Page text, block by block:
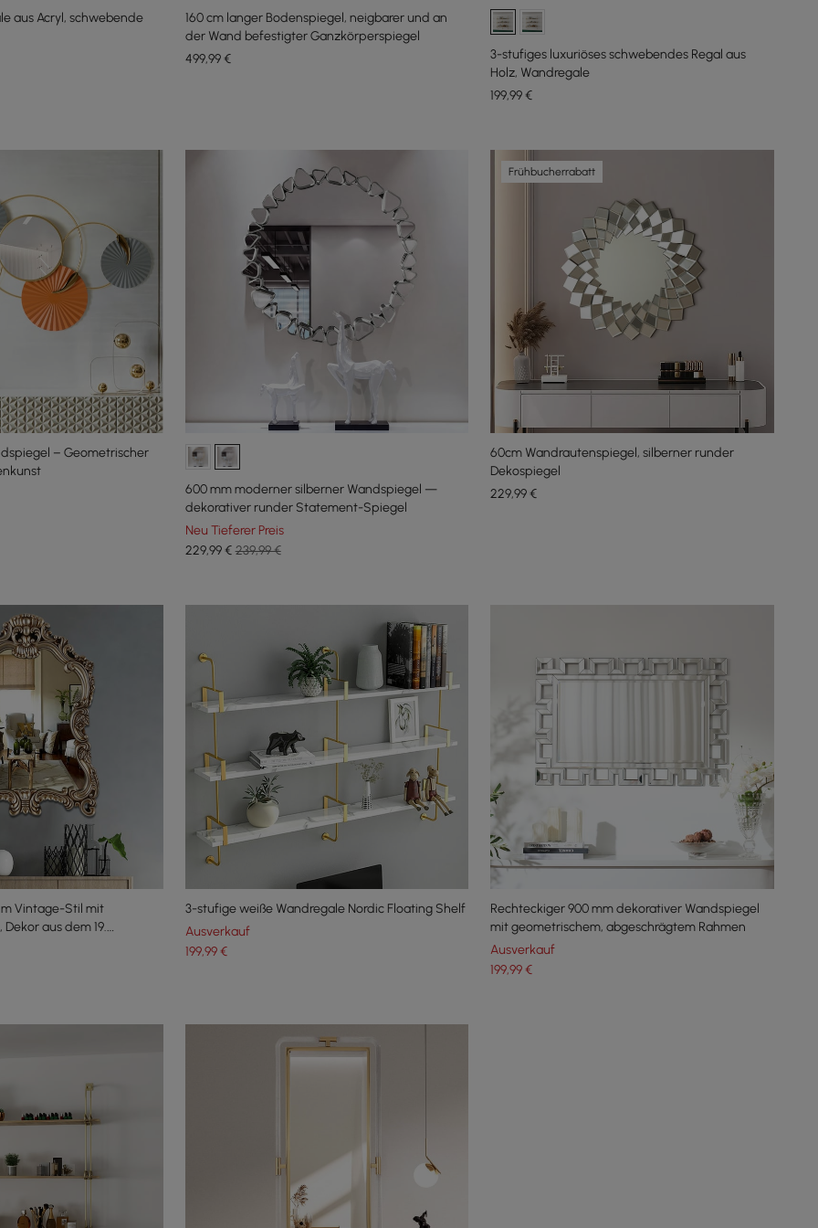
aus Acryl, schwebende
160 cm langer Bodenspiegel, neigbarer und an
der Wand befestigter Ganzkörperspiegel
499,99€
3-stufiges luxuriöses schwebendes Regal aus
Holz, Wandregale
199,99€
– Geometrischer
600 mm moderner silberner Wandspiegel —
dekorativer runder Statement-Spiegel
Neu Tieferer Preis
229,99€ 239,99 €
Frühbucherrabatt
60cm Wandrautenspiegel, silberner runder
Dekospiegel
229,99€
Vintage-Stil mit
aus dem 19.
3-stufige weiße Wandregale Nordic Floating Shelf
Ausverkauf
199,99€
Rechteckiger 900 mm dekorativer Wandspiegel
mit geometrischem, abgeschrägtem Rahmen
Ausverkauf
199,99€